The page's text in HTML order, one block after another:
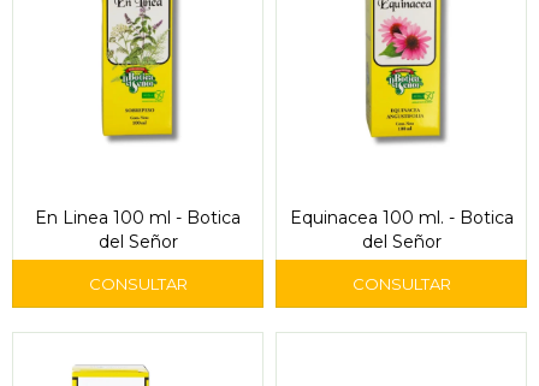
En Linea 100 ml - Botica
del Señor
Equinacea 100 ml. - Botica
del Señor